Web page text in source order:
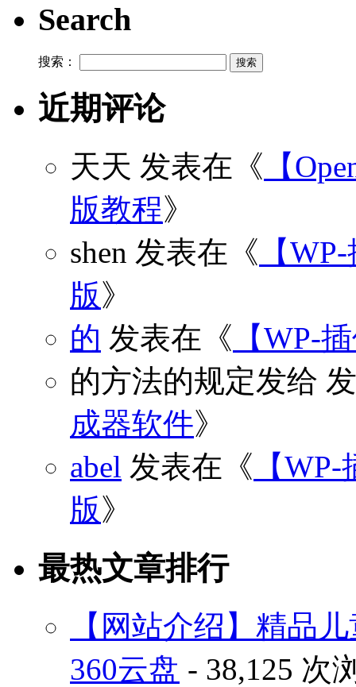
Search
搜索：
近期评论
天天 发表在《 【
版教程》
shen 发表在《 【
版》
的 发表在《 【WP-
的方法的规定发给
成器软件》
abel 发表在《 【
版》
最热文章排行
【网站介绍】精品
360云盘 - 38,125 次